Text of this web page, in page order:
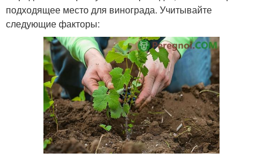
подходящее место для винограда. Учитывайте
следующие факторы: